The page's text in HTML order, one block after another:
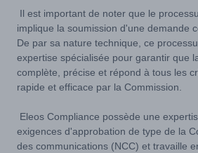
Il est important de noter que le
implique la soumission d'une demande
De par sa nature technique, ce
expertise spécialisée pour garantir que
complète, précise et répond à tous les
rapide et efficace par la Commission.
Eleos Compliance possède une
exigences d'approbation de type de la
des communications (NCC) et travaille